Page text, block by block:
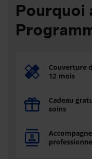
Pourquoi
Couverture
12 mois
Cadeau
soins